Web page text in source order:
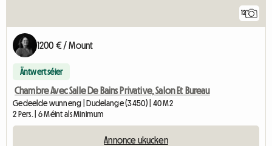
12
1200 € / Mount
Äntwert séier
Chambre Avec Salle De Bains Privative, Salon Et Bureau
Gedeelde wunneng | Dudelange (3450) | 40 M2
2 Pers. | 6 Méint als Minimum
Annonce ukucken